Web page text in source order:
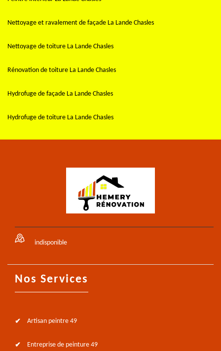
Nettoyage et ravalement de façade La Lande Chasles
Nettoyage de toiture La Lande Chasles
Rénovation de toiture La Lande Chasles
Hydrofuge de façade La Lande Chasles
Hydrofuge de toiture La Lande Chasles
indisponible
Nos Services
Artisan peintre 49
Entreprise de peinture 49